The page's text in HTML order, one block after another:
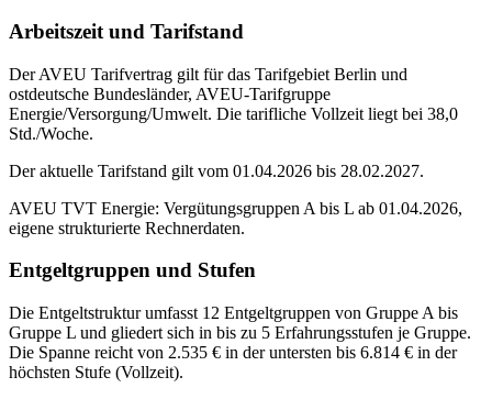
Arbeitszeit und Tarifstand
Der AVEU Tarifvertrag gilt für das Tarifgebiet Berlin und
ostdeutsche Bundesländer, AVEU-Tarifgruppe
Energie/Versorgung/Umwelt. Die tarifliche Vollzeit liegt bei 38,0
Std./Woche.
Der aktuelle Tarifstand gilt vom 01.04.2026 bis 28.02.2027.
AVEU TVT Energie: Vergütungsgruppen A bis L ab 01.04.2026,
eigene strukturierte Rechnerdaten.
Entgeltgruppen und Stufen
Die Entgeltstruktur umfasst 12 Entgeltgruppen von Gruppe A bis
Gruppe L und gliedert sich in bis zu 5 Erfahrungsstufen je Gruppe.
Die Spanne reicht von 2.535 € in der untersten bis 6.814 € in der
höchsten Stufe (Vollzeit).